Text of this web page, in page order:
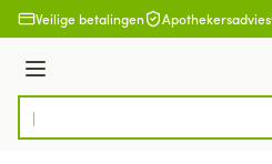
Ga naar de inhoud
Veilige betalingen Apothekersadvies
Menu
Product, merk, categorie...